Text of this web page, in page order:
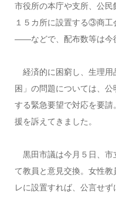
市役所の本庁や支所、公
１５カ所に設置する③商工
――などで、配布数等は今
経済的に困窮し、生理用
困」の問題については、
する緊急要望で対応を要
援を訴えてきました。
黒田市議は今月５日、市
て教員と意見交換。女性
レに設置すれば、公言せ